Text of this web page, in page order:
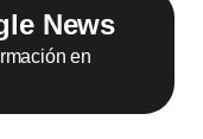
News
en